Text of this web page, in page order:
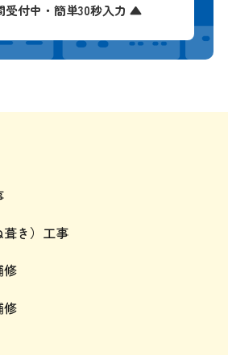
付中・簡単30秒入力 ▲
き）工事
修
修